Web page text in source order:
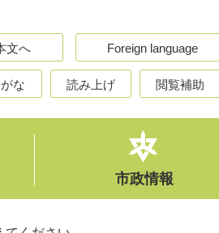
文へ Foreign language
な 読み上げ 閲覧補助
市政情報